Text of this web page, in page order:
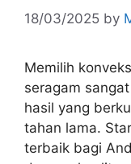
18/03/2025 by
Memilih
seragam
hasil yang
tahan lama.
terbaik bagi